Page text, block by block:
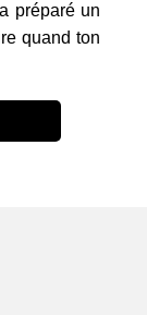
préparé un
quand ton